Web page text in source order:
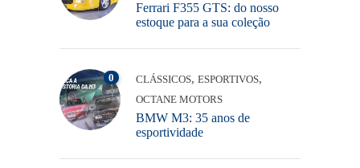
Ferrari F355 GTS: do nosso
estoque para a sua coleção
0 CLÁSSICOS, ESPORTIVOS,
OCTANE MOTORS
BMW M3: 35 anos de
esportividade